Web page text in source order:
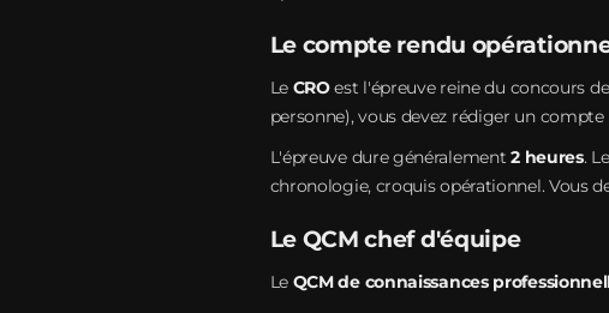
Le compte rendu
Le CROest l'épreuve reine du concours
personne), vous devez rédiger un
L'épreuve dure généralement2 heures.
chronologie, croquis opérationnel. Vous
Le QCM chef d'équipe
Le QCM de connaissances